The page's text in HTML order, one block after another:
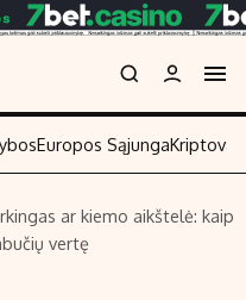
Europos Sąjunga
ar kiemo aikštelė: kaip
vertę